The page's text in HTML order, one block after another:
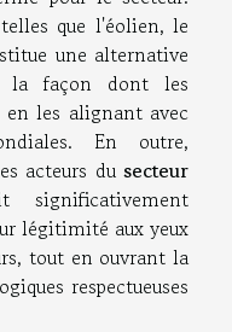
que l'éolien, le
une alternative
la façon dont les
les alignant avec
En outre,
acteurs dusecteur
significativement
légitimité aux yeux
tout en ouvrant la
respectueuses